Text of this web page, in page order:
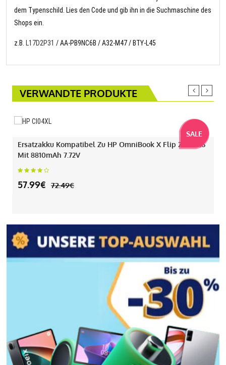
dem Typenschild. Lies den Code und gib ihn in die Suchmaschine des
Shops ein.
z.B. L17D2P31 / AA-PB9NC6B / A32-M47 / BTY-L45
VERWANDTE PRODUKTE
SALE
Ersatzakku Kompatibel Zu HP OmniBook X Flip 2-IN-1 16
Mit 8810mAh 7.72V
57.99€ 72.49€